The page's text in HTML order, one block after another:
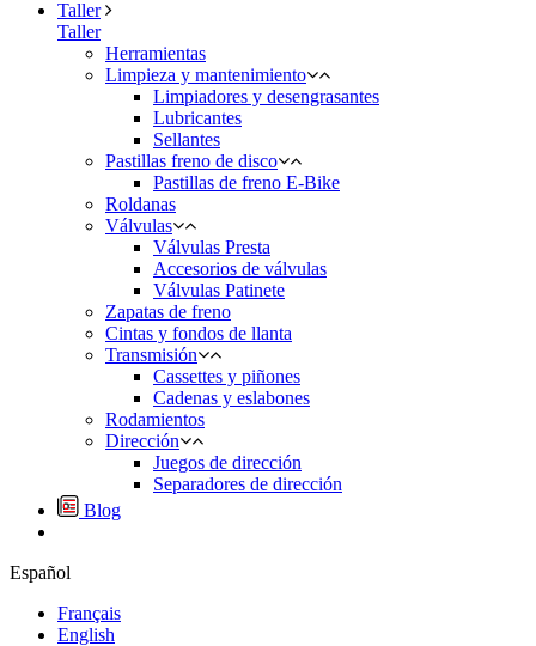
Taller
Taller
Herramientas
Limpieza y mantenimiento
Limpiadores y desengrasantes
Lubricantes
Sellantes
Pastillas freno de disco
Pastillas de freno E-Bike
Roldanas
Válvulas
Válvulas Presta
Accesorios de válvulas
Válvulas Patinete
Zapatas de freno
Cintas y fondos de llanta
Transmisión
Cassettes y piñones
Cadenas y eslabones
Rodamientos
Dirección
Juegos de dirección
Separadores de dirección
Blog
Español
Français
English